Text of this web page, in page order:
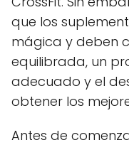
que los
mágica y deben
equilibrada, un
adecuado y el
obtener los
Antes de